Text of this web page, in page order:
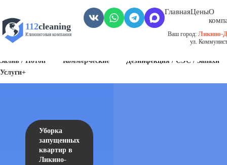
112cleaning
Клининговая компания
ГлавнаяЦеныО
Ваш город: Ликино-
ул.
Залив / Потоп
Коммерческие
Дезинфекция / СЭС / Запахи
Услуги+
Уборка
запущенных
квартир в
Ликино-